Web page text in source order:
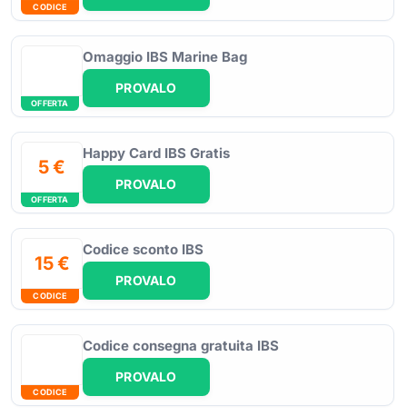
CODICE
OFFERTA
Omaggio IBS Marine Bag
PROVALO
5 €
OFFERTA
Happy Card IBS Gratis
PROVALO
15 €
CODICE
Codice sconto IBS
PROVALO
CODICE
Codice consegna gratuita IBS
PROVALO